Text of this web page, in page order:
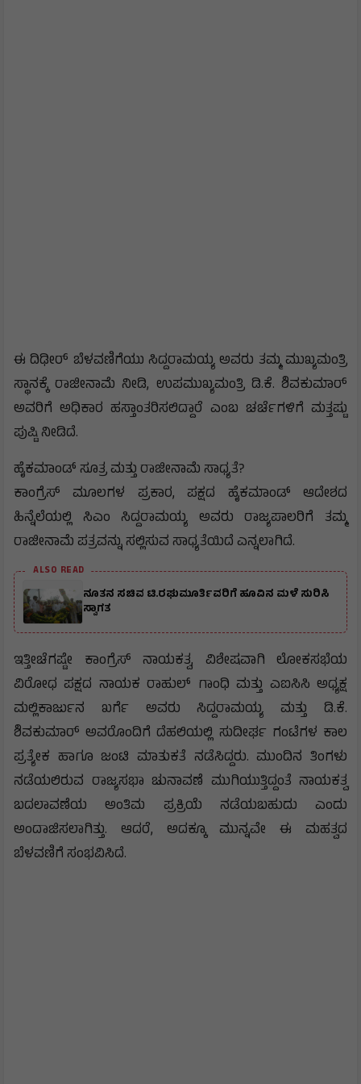
ಈ ದಿಢೀರ್ ಬೆಳವಣಿಗೆಯು ಸಿದ್ದರಾಮಯ್ಯ ಅವರು ತಮ್ಮ ಮುಖ್ಯಮಂತ್ರಿ
ಸ್ಥಾನಕ್ಕೆ ರಾಜೀನಾಮೆ ನೀಡಿ, ಉಪಮುಖ್ಯಮಂತ್ರಿ ಡಿ.ಕೆ. ಶಿವಕುಮಾರ್
ಅವರಿಗೆ ಅಧಿಕಾರ ಹಸ್ತಾಂತರಿಸಲಿದ್ದಾರೆ ಎಂಬ ಚರ್ಚೆಗಳಿಗೆ ಮತ್ತಷ್ಟು
ಪುಷ್ಟಿ ನೀಡಿದೆ.
ಹೈಕಮಾಂಡ್ ಸೂತ್ರ ಮತ್ತು ರಾಜೀನಾಮೆ ಸಾಧ್ಯತೆ?
​ಕಾಂಗ್ರೆಸ್ ಮೂಲಗಳ ಪ್ರಕಾರ, ಪಕ್ಷದ ಹೈಕಮಾಂಡ್ ಆದೇಶದ
ಹಿನ್ನೆಲೆಯಲ್ಲಿ ಸಿಎಂ ಸಿದ್ದರಾಮಯ್ಯ ಅವರು ರಾಜ್ಯಪಾಲರಿಗೆ ತಮ್ಮ
ರಾಜೀನಾಮೆ ಪತ್ರವನ್ನು ಸಲ್ಲಿಸುವ ಸಾಧ್ಯತೆಯಿದೆ ಎನ್ನಲಾಗಿದೆ.
ALSO READ
ನೂತನ ಸಚಿವ ಟಿ.ರಘುಮೂರ್ತಿವರಿಗೆ ಹೂವಿನ ಮಳೆ ಸುರಿಸಿ
ಸ್ವಾಗತ
ಇತ್ತೀಚೆಗಷ್ಟೇ ಕಾಂಗ್ರೆಸ್ ನಾಯಕತ್ವ, ವಿಶೇಷವಾಗಿ ಲೋಕಸಭೆಯ
ವಿರೋಧ ಪಕ್ಷದ ನಾಯಕ ರಾಹುಲ್ ಗಾಂಧಿ ಮತ್ತು ಎಐಸಿಸಿ ಅಧ್ಯಕ್ಷ
ಮಲ್ಲಿಕಾರ್ಜುನ ಖರ್ಗೆ ಅವರು ಸಿದ್ದರಾಮಯ್ಯ ಮತ್ತು ಡಿ.ಕೆ.
ಶಿವಕುಮಾರ್ ಅವರೊಂದಿಗೆ ದೆಹಲಿಯಲ್ಲಿ ಸುದೀರ್ಘ ಗಂಟೆಗಳ ಕಾಲ
ಪ್ರತ್ಯೇಕ ಹಾಗೂ ಜಂಟಿ ಮಾತುಕತೆ ನಡೆಸಿದ್ದರು. ಮುಂದಿನ ತಿಂಗಳು
ನಡೆಯಲಿರುವ ರಾಜ್ಯಸಭಾ ಚುನಾವಣೆ ಮುಗಿಯುತ್ತಿದ್ದಂತೆ ನಾಯಕತ್ವ
ಬದಲಾವಣೆಯ ಅಂತಿಮ ಪ್ರಕ್ರಿಯೆ ನಡೆಯಬಹುದು ಎಂದು
ಅಂದಾಜಿಸಲಾಗಿತ್ತು. ಆದರೆ, ಅದಕ್ಕೂ ಮುನ್ನವೇ ಈ ಮಹತ್ವದ
ಬೆಳವಣಿಗೆ ಸಂಭವಿಸಿದೆ.